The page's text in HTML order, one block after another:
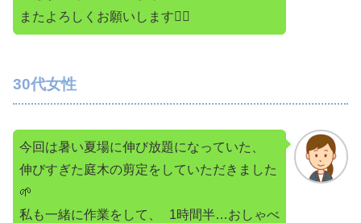
またよろしくお願いします🙇‍♀️
30代女性
今回は暑い夏場に伸び放題になっていた、
伸びすぎた庭木の剪定をしていただきました
🌱
私も一緒に作業をして、 1時間半…おしゃべ